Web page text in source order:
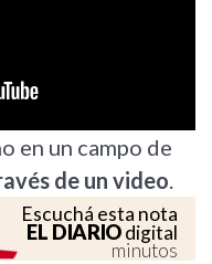
en un campo de
de un video.
Escuchá esta nota
EL DIARIOdigital
minutos